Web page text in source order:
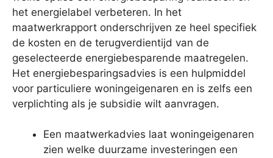
het energielabel verbeteren. In het
maatwerkrapport onderschrijven ze heel specifiek
de kosten en de terugverdientijd van de
geselecteerde energiebesparende maatregelen.
Het energiebesparingsadvies is een hulpmiddel
voor particuliere woningeigenaren en is zelfs een
verplichting als je subsidie wilt aanvragen.
Een maatwerkadvies laat woningeigenaren
zien welke duurzame investeringen een